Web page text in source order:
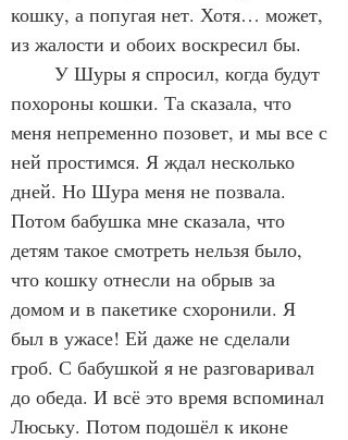
кошку, а попугая нет. Хотя… может,
из жалости и обоих воскресил бы.
похороны кошки. Та сказала, что
меня непременно позовет, и мы все с
ней простимся. Я ждал несколько
дней. Но Шура меня не позвала.
Потом бабушка мне сказала, что
детям такое смотреть нельзя было,
что кошку отнесли на обрыв за
домом и в пакетике схоронили. Я
был в ужасе! Ей даже не сделали
гроб. С бабушкой я не разговаривал
до обеда. И всё это время вспоминал
Люську. Потом подошёл к иконе